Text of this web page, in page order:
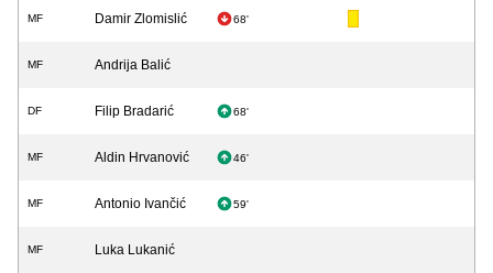
MF Damir Zlomislić 68'
MF Andrija Balić
DF Filip Bradarić 68'
MF Aldin Hrvanović 46'
MF Antonio Ivančić 59'
MF Luka Lukanić